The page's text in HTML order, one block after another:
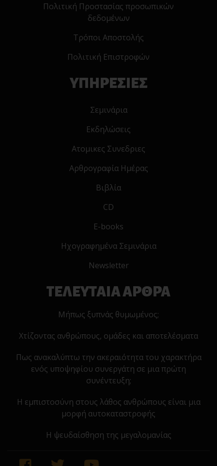
Πολιτική Προστασίας προσωπικών
δεδομένων
Τρόποι Αποστολής
Πολιτική Επιστροφών
ΥΠΗΡΕΣΙΕΣ
Σεμινάρια
Εκδηλώσεις
Ατομικες Συνεδριες
Αρθρογραφία Ημέρας
Βιβλία
CD
E-books
Ηχογραφημένα Σεμινάρια
Newsletter
ΤΕΛΕΥΤΑΙΑ ΑΡΘΡΑ
Μήπως ξυπνάς θυμωμένος;
Χτίζοντας ανθρώπους, ομάδες και αποτελέσματα
Πως ανακαλύπτω την ακεραιότητα του χαρακτήρα
ενός υποψηφίου συνεργάτη σε μια πρώτη
συνέντευξη;
Η εμπιστοσύνη στους λάθος ανθρώπους είναι μια
μορφή αυτοκαταστροφής
Η ψευδαίσθηση της μεγαλομανίας